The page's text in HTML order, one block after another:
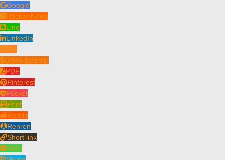
Google
Hacker News
Line
LinkedIn
Odnoklassniki
PDF
Pinterest
Pocket
Print
Reddit
Renren
Short link
SMS